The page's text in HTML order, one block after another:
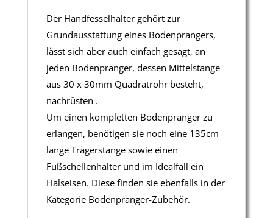
Der Handfesselhalter gehört zur
Grundausstattung eines Bodenprangers,
lässt sich aber auch einfach gesagt, an
jeden Bodenpranger, dessen Mittelstange
aus 30 x 30mm Quadratrohr besteht,
nachrüsten .
Um einen kompletten Bodenpranger zu
erlangen, benötigen sie noch eine 135cm
lange Trägerstange sowie einen
Fußschellenhalter und im Idealfall ein
Halseisen. Diese finden sie ebenfalls in der
Kategorie Bodenpranger-Zubehör.